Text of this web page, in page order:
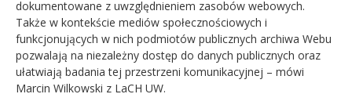
dokumentowane z uwzględnieniem zasobów webowych.
Także w kontekście mediów społecznościowych i
funkcjonujących w nich podmiotów publicznych archiwa Webu
pozwalają na niezależny dostęp do danych publicznych oraz
ułatwiają badania tej przestrzeni komunikacyjnej – mówi
Marcin Wilkowski z LaCH UW.